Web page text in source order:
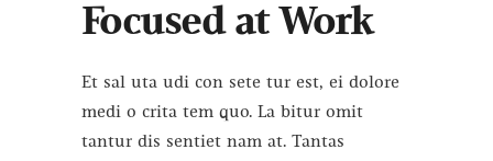
Focused at Work
Et sal uta udi con sete tur est, ei dolore
medi o crita tem quo. La bitur omit
tantur dis sentiet nam at. Tantas